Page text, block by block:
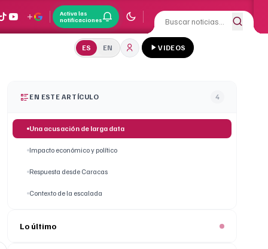
Activa las
notificaciones
ES EN VIDEOS
EN ESTE ARTÍCULO 4
Una acusación de larga data
Impacto económico y político
Respuesta desde Caracas
Contexto de la escalada
Lo último